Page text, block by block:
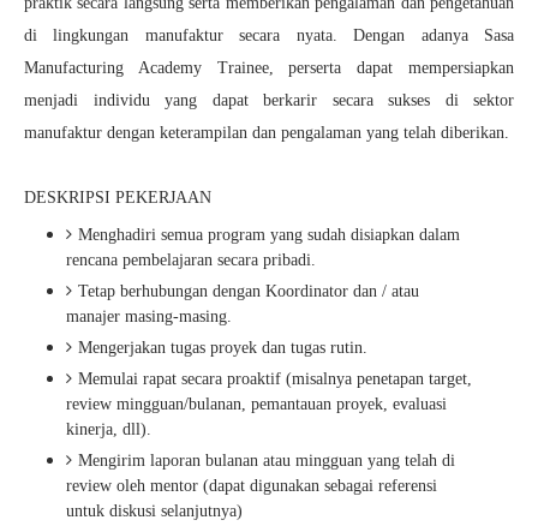
di lingkungan manufaktur secara nyata. Dengan adanya Sasa
Manufacturing Academy Trainee, perserta dapat mempersiapkan
menjadi individu yang dapat berkarir secara sukses di sektor
manufaktur dengan keterampilan dan pengalaman yang telah diberikan.
DESKRIPSI PEKERJAAN
Menghadiri semua program yang sudah disiapkan dalam
rencana pembelajaran secara pribadi.
Tetap berhubungan dengan Koordinator dan / atau
manajer masing-masing.
Mengerjakan tugas proyek dan tugas rutin.
Memulai rapat secara proaktif (misalnya penetapan target,
review mingguan/bulanan, pemantauan proyek, evaluasi
kinerja, dll).
Mengirim laporan bulanan atau mingguan yang telah di
review oleh mentor (dapat digunakan sebagai referensi
untuk diskusi selanjutnya)